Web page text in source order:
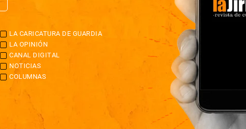
LA CARICATURA DE GUARDIA
LA OPINIÓN
CANAL DIGITAL
NOTICIAS
COLUMNAS